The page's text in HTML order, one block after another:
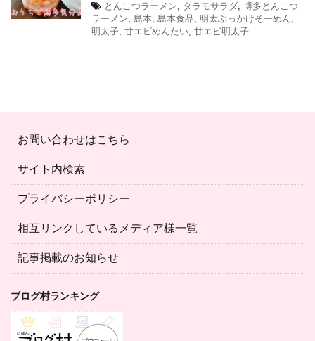
とんこつラーメン, タラモサラダ, 博多とんこつ
ラーメン, 島本, 島本食品, 明太ぶっかけそーめん,
明太子, 甘エビめんたい, 甘エビ明太子
お問い合わせはこちら
サイト内検索
プライバシーポリシー
相互リンクしているメディア様一覧
記事掲載のお知らせ
ブログ村ランキング